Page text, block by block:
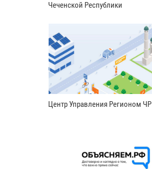
Чеченской Республики
Центр Управления Регионом ЧР